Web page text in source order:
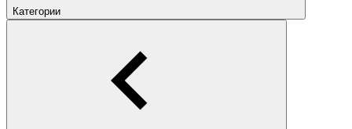
Категории